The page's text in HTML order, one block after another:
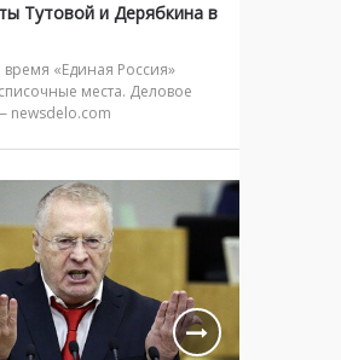
Тутовой и Дерябкина в
«Единая Россия»
места. Деловое
newsdelo.com